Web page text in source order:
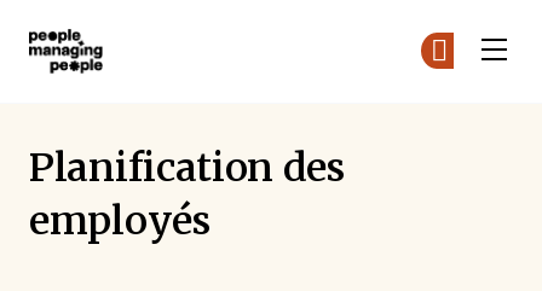
Planification des
employés